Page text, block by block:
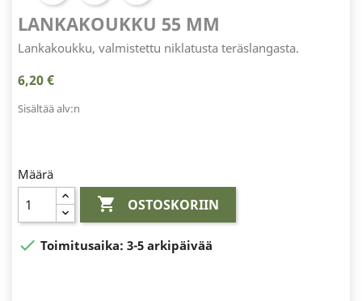
LANKAKOUKKU 55 MM
Lankakoukku, valmistettu niklatusta teräslangasta.
6,20 €
Sisältää alv:n
Määrä
 OSTOSKORIIN
 Toimitusaika: 3-5 arkipäivää